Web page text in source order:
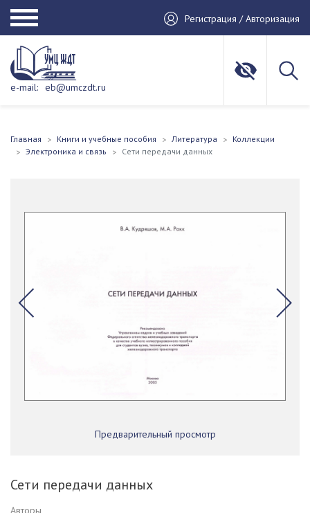
Регистрация / Авторизация
e-mail: eb@umczdt.ru
Главная Книги и учебные пособия Литература
Коллекции
Электроника и связь
Сети передачи данных
Предварительный просмотр
Сети передачи данных
Авторы